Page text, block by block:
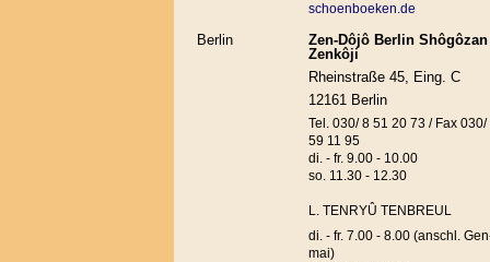
schoenboeken.de
Berlin
Zen-Dôjô Berlin Shôgôzan
Zenkôji
Rheinstraße 45, Eing. C
12161 Berlin
Tel. 030/ 8 51 20 73 / Fax 030/
59 11 95
di. - fr. 9.00 - 10.00
so. 11.30 - 12.30
L. TENRYÛ TENBREUL
di. - fr. 7.00 - 8.00 (anschl.
mai)